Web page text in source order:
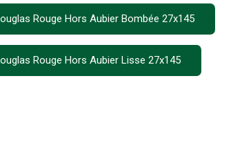
Rouge Hors Aubier Bombée 27x145
Rouge Hors Aubier Lisse 27x145